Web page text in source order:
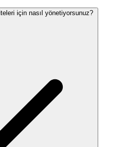
için nasıl yönetiyorsunuz?